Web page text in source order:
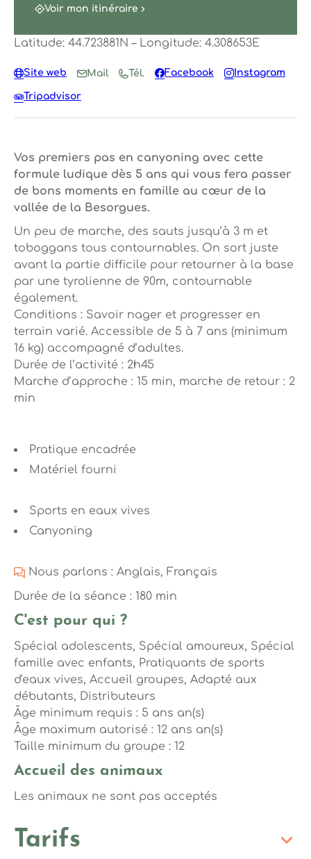
Vos premiers pas en canyoning avec cette
formule ludique dès 5 ans qui vous fera passer
de bons moments en famille au cœur de la
vallée de la Besorgues.
Un peu de marche, des sauts jusqu’à 3 m et
toboggans tous contournables. On sort juste
avant la partie difficile pour retourner à la base
par une tyrolienne de 90m, contournable
également.
Conditions : Savoir nager et progresser en
terrain varié. Accessible de 5 à 7 ans (minimum
16 kg) accompagné d’adultes.
Durée de l’activité : 2h45
Marche d’approche : 15 min, marche de retour : 2
min
Pratique encadrée
Matériel fourni
Sports en eaux vives
Canyoning
Nous parlons : Anglais, Français
Durée de la séance : 180 min
C'est pour qui ?
Spécial adolescents, Spécial amoureux, Spécial
famille avec enfants, Pratiquants de sports
d'eaux vives, Accueil groupes, Adapté aux
débutants, Distributeurs
Âge minimum requis : 5 ans an(s)
Âge maximum autorisé : 12 ans an(s)
Taille minimum du groupe : 12
Accueil des animaux
Les animaux ne sont pas acceptés
Tarifs
Voir mon itinéraire
Latitude: 44.723881N – Longitude: 4.308653E
Site web Mail Tél. Facebook Instagram
Tripadvisor